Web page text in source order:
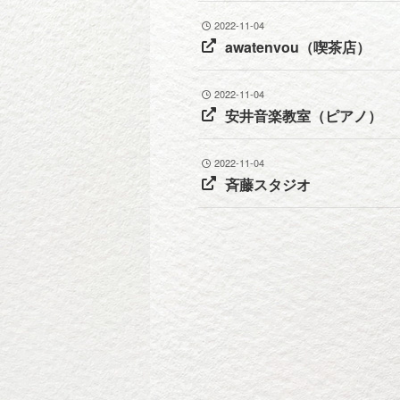
2022-11-04
awatenvou（喫茶店）
2022-11-04
安井音楽教室（ピアノ）
2022-11-04
斉藤スタジオ